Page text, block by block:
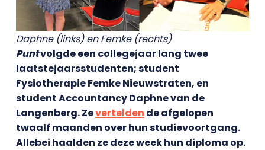
Daphne (links) en Femke (rechts)
Puntvolgde een collegejaar lang twee
laatstejaarsstudenten; student
Fysiotherapie Femke Nieuwstraten, en
student Accountancy Daphne van de
Langenberg. Zevertelden de afgelopen
twaalf maanden over hun studievoortgang.
Allebei haalden ze deze week hun diploma op.